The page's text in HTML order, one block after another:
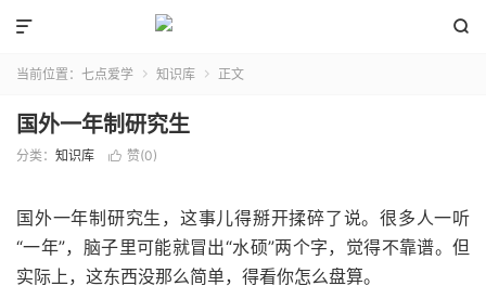


当前位置： 七点爱学  知识库  正文
国外一年制研究生
分类： 知识库  赞(0)
国外一年制研究生，这事儿得掰开揉碎了说。很多人一听
“一年”，脑子里可能就冒出“水硕”两个字，觉得不靠谱。但
实际上，这东西没那么简单，得看你怎么盘算。